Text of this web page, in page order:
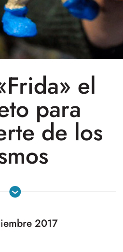
el
para
de los
2017